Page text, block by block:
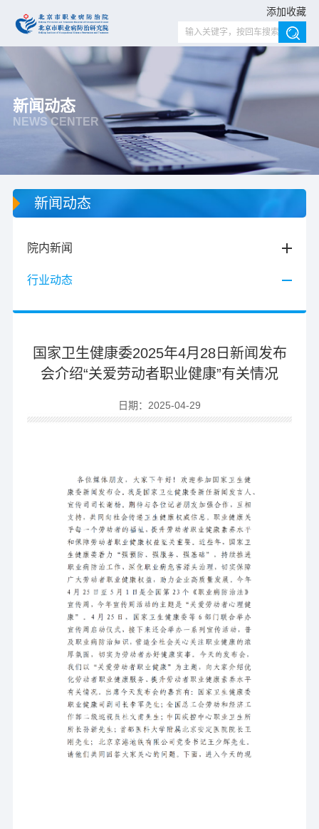
添加收藏
新闻动态
NEWS CENTER
新闻动态
院内新闻
行业动态
国家卫生健康委2025年4月28日新闻发布
会介绍“关爱劳动者职业健康”有关情况
日期：2025-04-29